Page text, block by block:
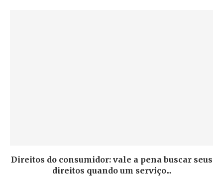
Direitos do consumidor: vale a pena buscar seus
direitos quando um serviço...